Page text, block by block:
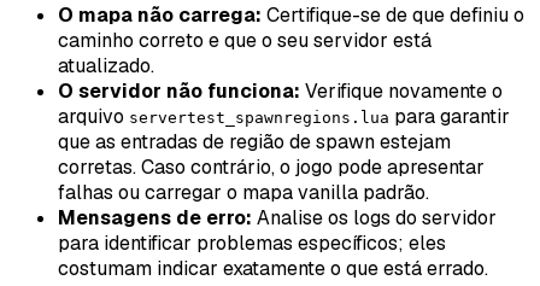
O mapa não carrega: Certifique-se de que definiu o
caminho correto e que o seu servidor está
atualizado.
O servidor não funciona: Verifique novamente o
arquivo servertest_spawnregions.lua para garantir
que as entradas de região de spawn estejam
corretas. Caso contrário, o jogo pode apresentar
falhas ou carregar o mapa vanilla padrão.
Mensagens de erro: Analise os logs do servidor
para identificar problemas específicos; eles
costumam indicar exatamente o que está errado.